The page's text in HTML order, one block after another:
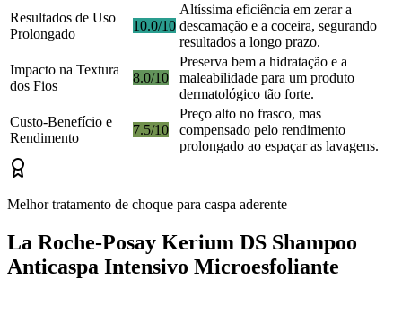
Resultados de Uso
Prolongado
10.0/10
Altíssima eficiência em zerar a
descamação e a coceira, segurando
resultados a longo prazo.
Impacto na Textura
dos Fios
8.0/10
Preserva bem a hidratação e a
maleabilidade para um produto
dermatológico tão forte.
Custo-Benefício e
Rendimento
7.5/10
Preço alto no frasco, mas
compensado pelo rendimento
prolongado ao espaçar as lavagens.
Melhor tratamento de choque para caspa aderente
La Roche-Posay Kerium DS Shampoo
Anticaspa Intensivo Microesfoliante